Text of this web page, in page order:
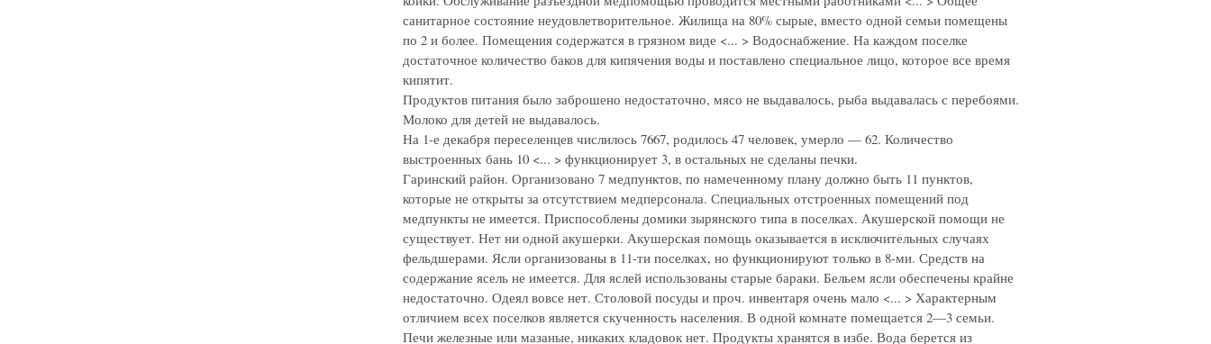
санитарное состояние неудовлетворительное. Жилища на 80% сырые, вместо одной семьи помещены
по 2 и более. Помещения содержатся в грязном виде <... > Водоснабжение. На каждом поселке
достаточное количество баков для кипячения воды и поставлено специальное лицо, которое все время
кипятит.
Продуктов питания было заброшено недостаточно, мясо не выдавалось, рыба выдавалась с перебоями.
Молоко для детей не выдавалось.
На 1-е декабря переселенцев числилось 7667, родилось 47 человек, умерло — 62. Количество
выстроенных бань 10 <... > функционирует 3, в остальных не сделаны печки.
Гаринский район. Организовано 7 медпунктов, по намеченному плану должно быть 11 пунктов,
которые не открыты за отсутствием медперсонала. Специальных отстроенных помещений под
медпункты не имеется. Приспособлены домики зырянского типа в поселках. Акушерской помощи не
существует. Нет ни одной акушерки. Акушерская помощь оказывается в исключительных случаях
фельдшерами. Ясли организованы в 11-ти поселках, но функционируют только в 8-ми. Средств на
содержание ясель не имеется. Для яслей использованы старые бараки. Бельем ясли обеспечены крайне
недостаточно. Одеял вовсе нет. Столовой посуды и проч. инвентаря очень мало <... > Характерным
отличием всех поселков является скученность населения. В одной комнате помещается 2—3 семьи.
Печи железные или мазаные, никаких кладовок нет. Продукты хранятся в избе. Вода берется из